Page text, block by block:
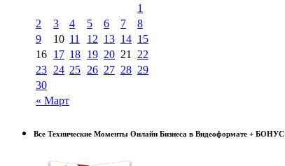
« Март
1
2
3 4 5 6 7
8
9
10 11 12 13 14 15
16 17 18 19 20 21
22
23 24 25 26 27 28 29
30
Все Технические Моменты Онлайн Бизнеса в Видеоформате + БОНУС